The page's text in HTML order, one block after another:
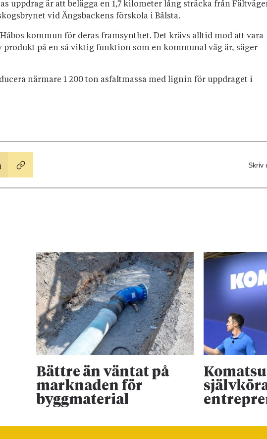
uppdrag är att belägga en 1,7 kilometer lång sträcka från
vid Ängsbackens förskola i Bålsta.
kommun för deras framsynthet. Det krävs alltid mod att vara
produkt på en så viktig funktion som en kommunal väg är, säger
närmare 1 200 ton asfaltmassa med lignin för uppdraget i
Skriv
Bättre än väntat på
marknaden för
byggmaterial